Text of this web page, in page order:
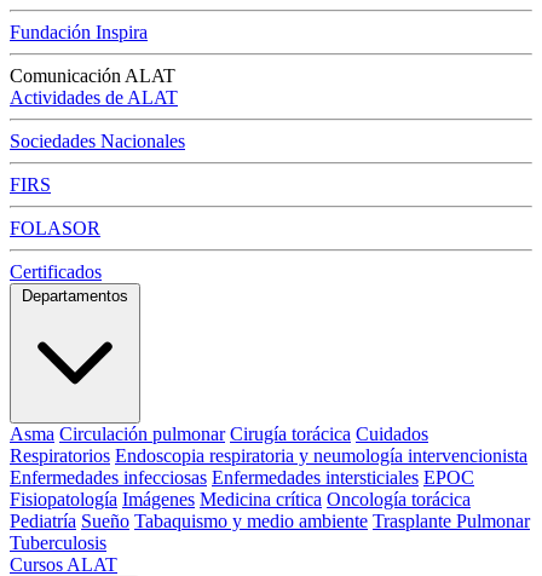
Fundación Inspira
Comunicación ALAT
Actividades de ALAT
Sociedades Nacionales
FIRS
FOLASOR
Certificados
Departamentos
Asma Circulación pulmonar Cirugía torácica Cuidados
Respiratorios Endoscopia respiratoria y neumología intervencionista
Enfermedades infecciosas Enfermedades intersticiales EPOC
Fisiopatología Imágenes Medicina crítica Oncología torácica
Pediatría Sueño Tabaquismo y medio ambiente Trasplante Pulmonar
Tuberculosis
Cursos ALAT